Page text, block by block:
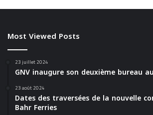
Most Viewed Posts
23 juillet 2024
GNV inaugure son deuxième bureau
23 août 2024
Dates des traversées de la nouvelle
Bahr Ferries